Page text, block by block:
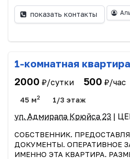
показать контакты
1-комнатная
2000 ₽/сутки 500 ₽/час
45 м2 1/3 этаж
ул. Адмирала Крюйса 23 |
СОБСТВЕННИК.
ДОКУМЕНТЫ. ОПЕРАТИВНОЕ
ИМЕННО ЭТА КВАРТИРА.